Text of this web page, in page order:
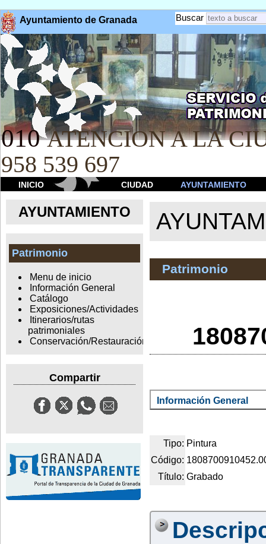
Ayuntamiento de Granada Buscar
010 ATENCION A LA
958 539 697
INICIO CIUDAD AYUNTAMIENTO
AYUNTAMIENTO
Patrimonio
Menu de inicio
Información General
Catálogo
Exposiciones/Actividades
Itinerarios/rutas
patrimoniales
Conservación/Restauración
Compartir
Patrimonio
Información General
Tipo: Pintura
Código:
Título: Grabado